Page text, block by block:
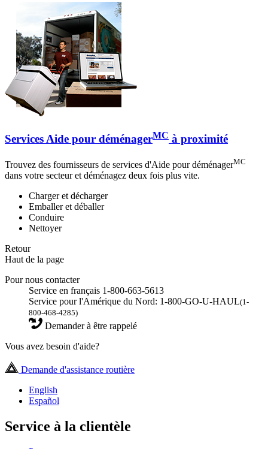
Services Aide pour déménagerMC à proximité
Trouvez des fournisseurs de services d'Aide pour déménagerMC
dans votre secteur et déménagez deux fois plus vite.
Charger et décharger
Emballer et déballer
Conduire
Nettoyer
Retour
Haut de la page
Pour nous contacter
Service en français 1-800-663-5613
Service pour l'Amérique du Nord: 1-800-GO-U-HAUL(1-
800-468-4285)
Demander à être rappelé
Vous avez besoin d'aide?
Demande d'assistance routière
English
Español
Service à la clientèle